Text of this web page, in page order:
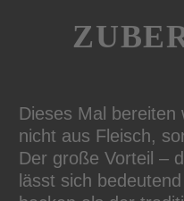
Dieses Mal bereiten
nicht aus Fleisch,
Der große Vorteil –
lässt sich